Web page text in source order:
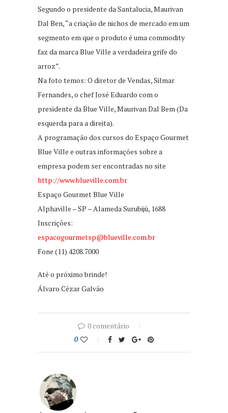
Segundo o presidente da Santalucia, Maurivan
Dal Ben, “a criação de nichos de mercado em um
segmento em que o produto é uma commodity
faz da marca Blue Ville a verdadeira grife do
arroz”.
Na foto temos: O diretor de Vendas, Silmar
Fernandes, o chef José Eduardo com o
presidente da Blue Ville, Maurivan Dal Bem (Da
esquerda para a direita).
A programação dos cursos do Espaço Gourmet
Blue Ville e outras informações sobre a
empresa podem ser encontradas no site
http://www.blueville.com.br
Espaço Gourmet Blue Ville
Alphaville – SP – Alameda Surubijú, 1688
Inscrições:
espacogourmetsp@blueville.com.br
Fone (11) 4208.7000
Até o próximo brinde!
Álvaro Cézar Galvão
0 comentário
0